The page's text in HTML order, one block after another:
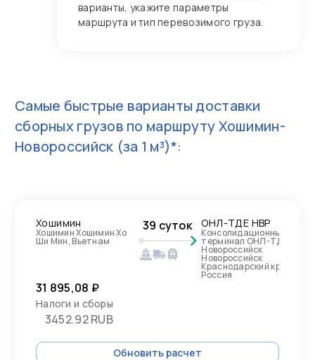
варианты, укажите параметры
маршрута и тип перевозимого груза.
Самые быстрые варианты доставки
сборных грузов по маршрутуХошимин-
Новороссийск (за 1 м³)*:
Хошимин
Хошимин Хошимин Хо
Ши Мин, Вьетнам
39 суток ОНЛ-ТДЕ НВР
Консолидационный
терминал ОНЛ-ТДЕ
Новороссийск
Новороссийск
Краснодарский край,
Россия
31 895,08 ₽
Налоги и сборы
3452.92 RUB
Обновить расчет